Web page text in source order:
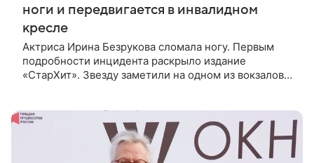
ноги и передвигается в инвалидном
кресле
Актриса Ирина Безрукова сломала ногу. Первым
подробности инцидента раскрыло издание
«СтарХит». Звезду заметили на одном из вокзалов